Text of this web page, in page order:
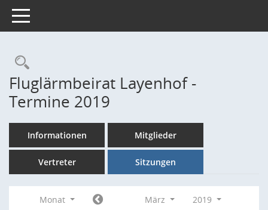
Toggle navigation
Rechercheauswahl
Fluglärmbeirat Layenhof -
Termine 2019
Informationen Mitglieder
Vertreter Sitzungen
Monat März
2019